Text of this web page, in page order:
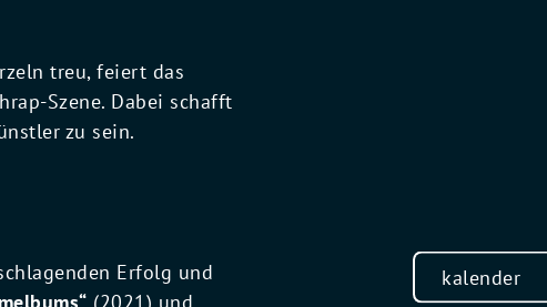
kalender
treu, feiert das
Szene. Dabei schafft
zu sein.
Erfolg und